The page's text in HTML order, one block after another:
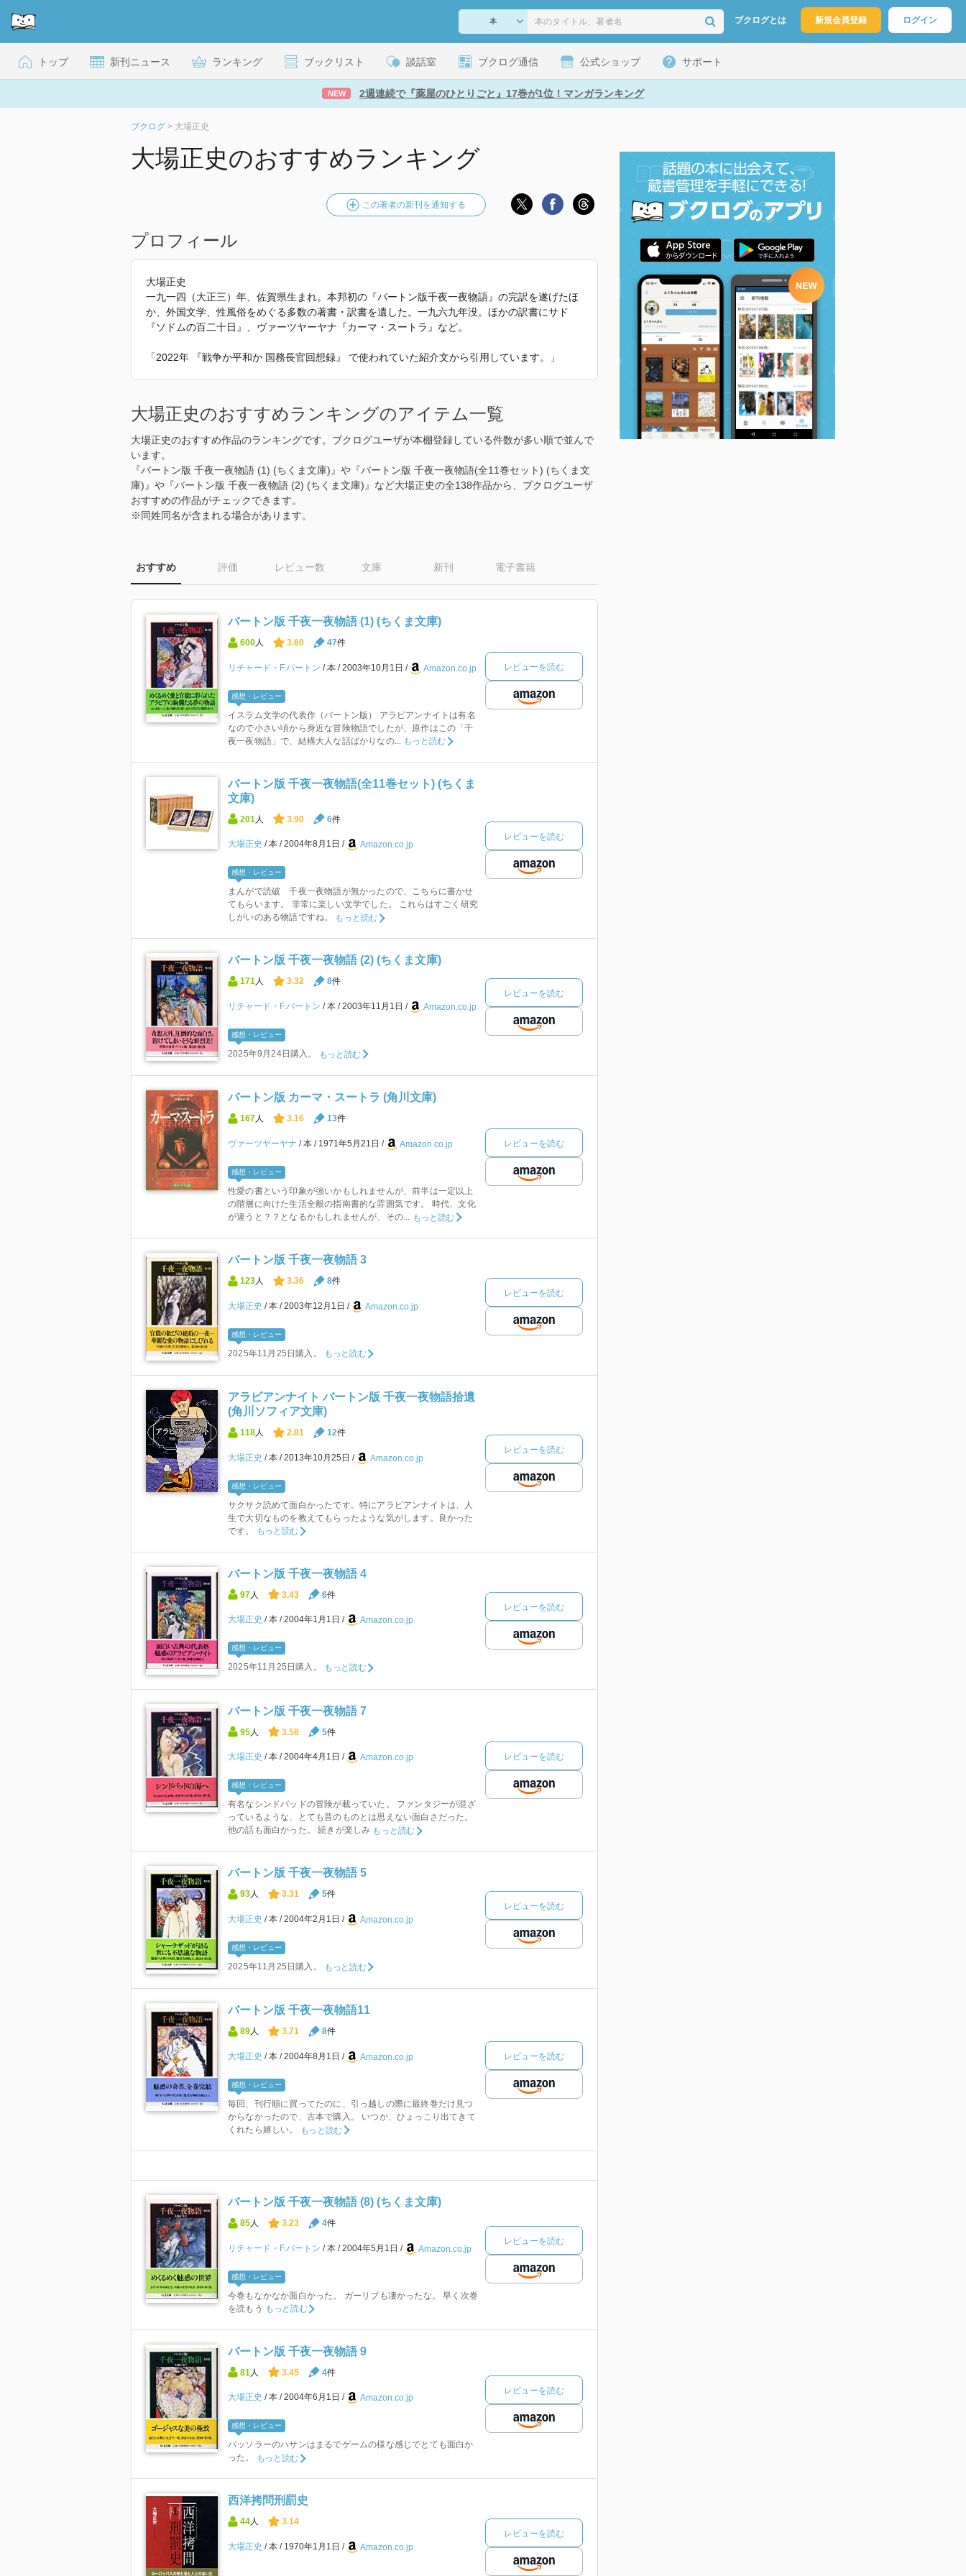
ブクログとは 新規会員登録 ログイン
トップ 新刊ニュース ランキング ブックリスト 談話室 ブクログ通信 公式ショップ サポート
NEW 2週連続で『薬屋のひとりごと』17巻が1位！マンガランキング
ブクログ > 大場正史
大場正史のおすすめランキング
この著者の新刊を通知する
プロフィール
大場正史
一九一四（大正三）年、佐賀県生まれ。本邦初の『バートン版千夜一夜物語』の完訳を遂げたほ
か、外国文学、性風俗をめぐる多数の著書・訳書を遺した。一九六九年没。ほかの訳書にサド
『ソドムの百二十日』、ヴァーツヤーヤナ『カーマ・スートラ』など。
「2022年 『戦争か平和か 国務長官回想録』 で使われていた紹介文から引用しています。」
大場正史のおすすめランキングのアイテム一覧
大場正史のおすすめ作品のランキングです。ブクログユーザが本棚登録している件数が多い順で並んで
います。
『バートン版 千夜一夜物語 (1) (ちくま文庫)』や『バートン版 千夜一夜物語(全11巻セット) (ちくま文
庫)』や『バートン版 千夜一夜物語 (2) (ちくま文庫)』など大場正史の全138作品から、ブクログユーザ
おすすめの作品がチェックできます。
※同姓同名が含まれる場合があります。
おすすめ 評価 レビュー数 文庫 新刊 電子書籍
バートン版 千夜一夜物語 (1) (ちくま文庫)
600人 3.60 47件
リチャード・F.バートン 本 2003年10月1日 Amazon.co.jp
感想・レビュー
イスラム文学の代表作（バートン版） アラビアンナイトは有名
なので小さい頃から身近な冒険物語でしたが、原作はこの「千
夜一夜物語」で、結構大人な話ばかりなの...
もっと読む
レビューを読む
バートン版 千夜一夜物語(全11巻セット) (ちくま
文庫)
201 人 3.90 6件
大場正史 本 2004年8月1日 Amazon.co.jp
感想・レビュー
まんがで読破 千夜一夜物語が無かったので、こちらに書かせ
てもらいます。 非常に楽しい文学でした。 これらはすごく研究
しがいのある物語ですね。
もっと読む
レビューを読む
バートン版 千夜一夜物語 (2) (ちくま文庫)
171人 3.32 8件
リチャード・F.バートン 本 2003年11月1日 Amazon.co.jp
感想・レビュー
2025年9月24日購入。 もっと読む
レビューを読む
バートン版 カーマ・スートラ (角川文庫)
167人 3.16 13件
ヴァーツヤーヤナ 本 1971年5月21日 Amazon.co.jp
感想・レビュー
性愛の書という印象が強いかもしれませんが、前半は一定以上
の階層に向けた生活全般の指南書的な雰囲気です。 時代、文化
が違うと？？となるかもしれませんが、その... もっと読む
レビューを読む
バートン版 千夜一夜物語 3
123 人 3.36 8件
大場正史 本 2003年12月1日 Amazon.co.jp
感想・レビュー
2025年11月25日購入。 もっと読む
レビューを読む
アラビアンナイト バートン版 千夜一夜物語拾遺
(角川ソフィア文庫)
118 人 2.81 12件
大場正史 本 2013年10月25日 Amazon.co.jp
感想・レビュー
サクサク読めて面白かったです。特にアラビアンナイトは、人
生で大切なものを教えてもらったような気がします。良かった
です。
もっと読む
レビューを読む
バートン版 千夜一夜物語 4
97 人 3.43 6件
大場正史 本 2004年1月1日 Amazon.co.jp
感想・レビュー
2025年11月25日購入。 もっと読む
レビューを読む
バートン版 千夜一夜物語 7
95 人 3.58 5件
大場正史 本 2004年4月1日 Amazon.co.jp
感想・レビュー
有名なシンドバッドの冒険が載っていた。 ファンタジーが混ざ
っているような、とても昔のものとは思えない面白さだった。
他の話も面白かった。 続きが楽しみ もっと読む
レビューを読む
バートン版 千夜一夜物語 5
93人 3.31 5件
大場正史 本 2004年2月1日 Amazon.co.jp
感想・レビュー
2025年11月25日購入。 もっと読む
レビューを読む
バートン版 千夜一夜物語11
89人 3.71 8件
大場正史 本 2004年8月1日 Amazon.co.jp
感想・レビュー
毎回、刊行順に買ってたのに、引っ越しの際に最終巻だけ見つ
からなかったので、古本で購入。 いつか、ひょっこり出てきて
くれたら嬉しい。
もっと読む
レビューを読む
バートン版 千夜一夜物語 (8) (ちくま文庫)
85 人 3.23 4件
リチャード・F.バートン 本 2004年5月1日 Amazon.co.jp
感想・レビュー
今巻もなかなか面白かった。 ガーリブも凄かったな。 早く次巻
を読もう もっと読む
レビューを読む
バートン版 千夜一夜物語 9
81 人 3.45 4件
大場正史 本 2004年6月1日 Amazon.co.jp
感想・レビュー
バッソラーのハサンはまるでゲームの様な感じでとても面白か
った。
もっと読む
レビューを読む
西洋拷問刑罰史
44人 3.14
大場正史 本 1970年1月1日 Amazon.co.jp
レビューを読む